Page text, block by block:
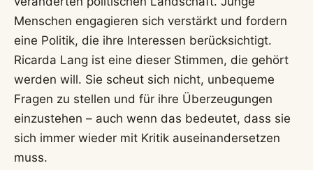
Menschen engagieren sich verstärkt und fordern
eine Politik, die ihre Interessen berücksichtigt.
Ricarda Lang ist eine dieser Stimmen, die gehört
werden will. Sie scheut sich nicht, unbequeme
Fragen zu stellen und für ihre Überzeugungen
einzustehen – auch wenn das bedeutet, dass sie
sich immer wieder mit Kritik auseinandersetzen
muss.